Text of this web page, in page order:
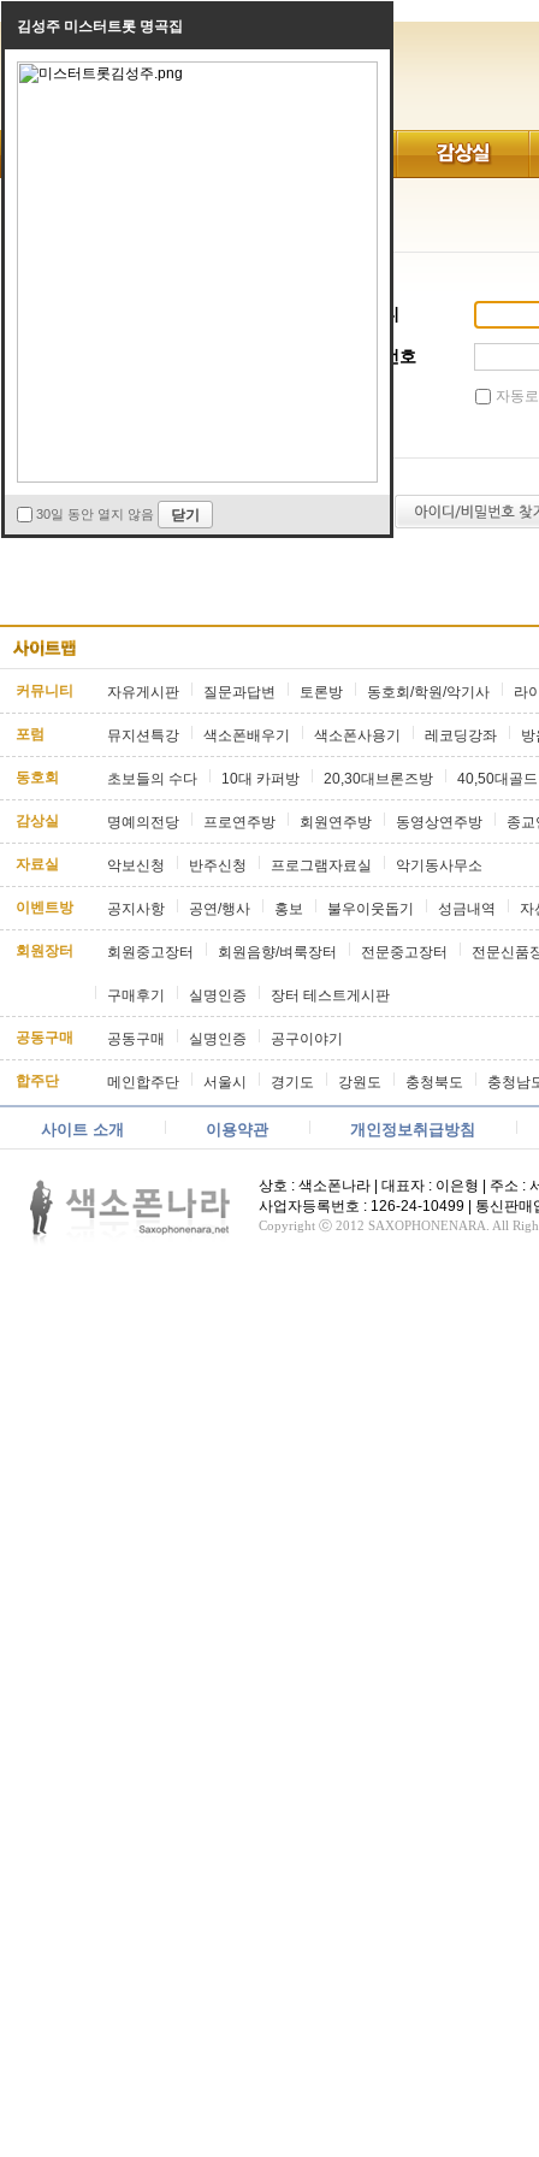
아이디
비밀번호
자동
커뮤니티 자유게시판 질문과답변 토론방 동호회/학원/악기사 라
포럼 뮤지션특강 색소폰배우기 색소폰사용기 레코딩강좌 방
동호회 초보들의 수다 10대 카퍼방 20,30대브론즈방 40,50대골
감상실 명예의전당 프로연주방 회원연주방 동영상연주방 종교
자료실 악보신청 반주신청 프로그램자료실 악기동사무소
이벤트방 공지사항 공연/행사 홍보 불우이웃돕기 성금내역 자
회원장터 회원중고장터 회원음향/벼룩장터 전문중고장터 전문신품
구매후기 실명인증 장터 테스트게시판
공동구매 공동구매 실명인증 공구이야기
합주단 메인합주단 서울시 경기도 강원도 충청북도 충청남
사이트 소개 이용약관 개인정보취급방침
상호 : 색소폰나라 | 대표자 : 이은형 | 주소
사업자등록번호 : 126-24-10499 | 통신판
Copyright ⓒ 2012 SAXOPHONENARA. All
김성주 미스터트롯 명곡집
30일 동안 열지 않음